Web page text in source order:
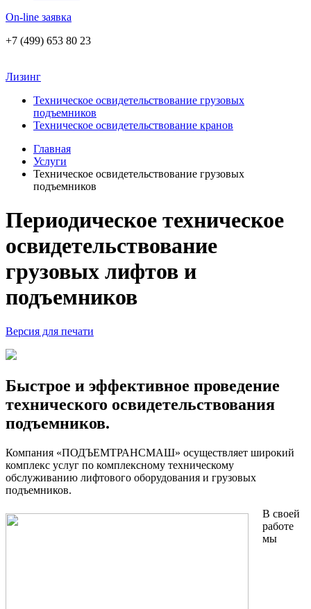
On-line заявка
+7 (499) 653 80 23
Лизинг
Техническое освидетельствование грузовых
подъемников
Техническое освидетельствование кранов
Главная
Услуги
Техническое освидетельствование грузовых
подъемников
Периодическое техническое
освидетельствование
грузовых лифтов и
подъемников
Версия для печати
Быстрое и эффективное проведение
технического освидетельствования
подъемников.
Компания «ПОДЪЕМТРАНСМАШ» осуществляет широкий
комплекс услуг по комплексному техническому
обслуживанию лифтового оборудования и грузовых
подъемников.
В своей
работе
мы